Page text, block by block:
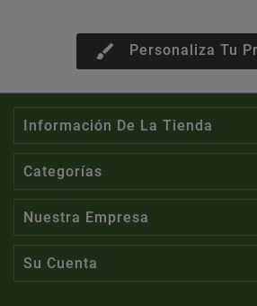
brush Personaliza Tu
Información De La Tienda
Categorías
Nuestra Empresa
Su Cuenta